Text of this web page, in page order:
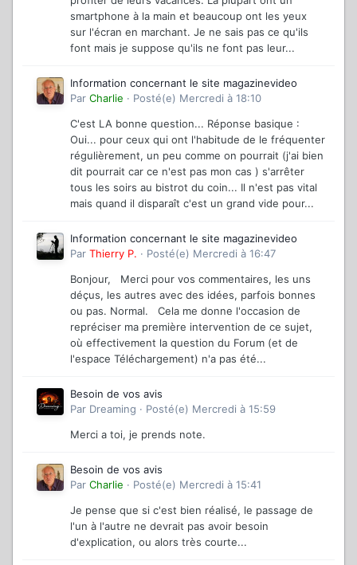
smartphone à la main et beaucoup ont les yeux
sur l'écran en marchant. Je ne sais pas ce qu'ils
font mais je suppose qu'ils ne font pas leur...
Information concernant le site magazinevideo
Par Charlie · Posté(e) Mercredi à 18:10
C'est LA bonne question... Réponse basique :
Oui... pour ceux qui ont l'habitude de le fréquenter
régulièrement, un peu comme on pourrait (j'ai bien
dit pourrait car ce n'est pas mon cas ) s'arrêter
tous les soirs au bistrot du coin... Il n'est pas vital
mais quand il disparaît c'est un grand vide pour...
Information concernant le site magazinevideo
Par Thierry P. · Posté(e) Mercredi à 16:47
Bonjour, Merci pour vos commentaires, les uns
déçus, les autres avec des idées, parfois bonnes
ou pas. Normal. Cela me donne l'occasion de
repréciser ma première intervention de ce sujet,
où effectivement la question du Forum (et de
l'espace Téléchargement) n'a pas été...
Besoin de vos avis
Par Dreaming · Posté(e) Mercredi à 15:59
Merci a toi, je prends note.
Besoin de vos avis
Par Charlie · Posté(e) Mercredi à 15:41
Je pense que si c'est bien réalisé, le passage de
l'un à l'autre ne devrait pas avoir besoin
d'explication, ou alors très courte...